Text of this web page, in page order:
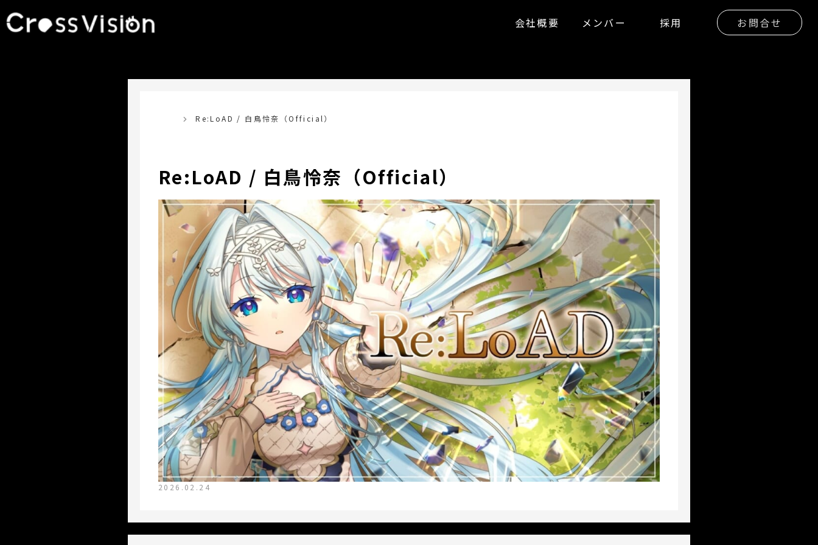
会社概要 メンバー 採用 お問合せ
Re:LoAD / 白鳥怜奈（Official）
Re:LoAD / 白鳥怜奈（Official）
2026.02.24